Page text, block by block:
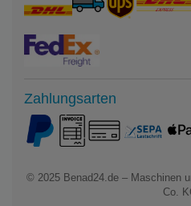
Zahlungsarten
© 2025 Benad24.de – Maschinen
Co.